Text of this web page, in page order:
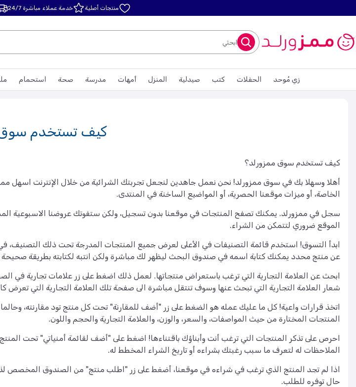
منتجات أصلية خدمة عملاء مباشرة 24/7
ابحثي
استحمام صحة مدرسة أمهات المنزل صيدلية كتب الحفلات زي مُوحد
كيف تستخدم سوق
كيف تستخدم سوق ممزورلد؟
أهلا وسهلا بك في سوق ممزورلد! نحن نعمل جاهدين لنجعل تجربتك الشرائية من خلال الإنترنت اسهل
الخاصة، أو ميزات موقعنا الحصرية، أو المواضيع الساخنة في المنتدى.
سجل في ممزورلد. يمكنك تصفح المنتجات في موقعنا بدون تسجيل، ولكن ستفوتك عروضنا الاسبوعية
الموقع ضروري لتتمكن من الشراء.
ابدأ التسوق! استخدم قائمة التصنيفات في الأعلى لعرض جميع المنتجات المدرجة تحت ذلك
عن منتج محدد يمكنك كتابة اسمه في صندوق البحث ليظهر لك مباشرة ولكن انتبه لكتابته بطريقة
ابحث عن العلامة التجارية التي ترغب باستعراض منتجاتها. لعمل ذلك اضغط على زر علامات تجارية في
شعار العلامة التجارية التي تبحث عنها وسوف تنتقل مباشرة الى صفحة تلك العلامة التجارية التي تعرض
اتخذ قرارات واعية! كل ما عليك عمله هو الضغط على زر "أضف للمقارنة" تحت كل منتج تود مقارنته،
المنتجات المختارة من حيث المواصفات، والسعر، والوزن، والعلامة التجارية والحجم واللون.
احرص على تذكر المنتجات التي ترغب أنت وأبناؤك باقتناءها! اضغط على "أضف لقائمة أمنياتي" تحت
الملاحظات له لتعرف ما سبب رغبتك بشراءه أو تاريخ الشراء المخطط له.
اذا لم تجد المنتج الذي ترغب في شراءه في موقعنا، أضغط على زر "اطلب منتج" من الصندوق
حال توفره للطلب.